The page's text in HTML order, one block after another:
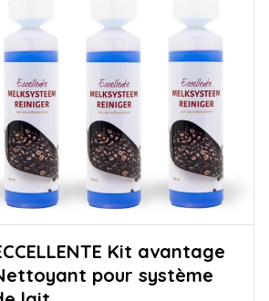
Kit avantage
pour système